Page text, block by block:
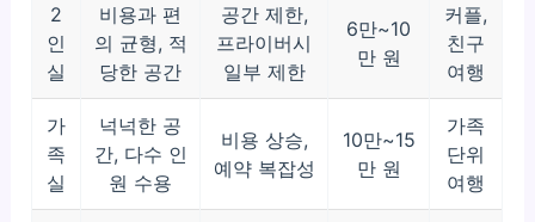
2
인
실
비용과 편
의 균형, 적
당한 공간
공간 제한,
프라이버시
일부 제한
6만~10
만 원
커플,
친구
여행
가
족
실
넉넉한 공
간, 다수 인
원 수용
비용 상승,
예약 복잡성
10만~15
만 원
가족
단위
여행